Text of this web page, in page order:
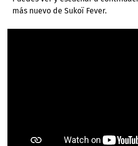
más nuevo de Sukoï Fever.